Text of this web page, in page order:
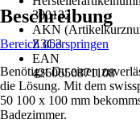
300132
AKN
Z3C3
EAN
4260650871108
Beschreibung
Bereich überspringen
Benötigst Du einen
die Lösung. Mit dem
50 100 x 100 mm
Badezimmer.